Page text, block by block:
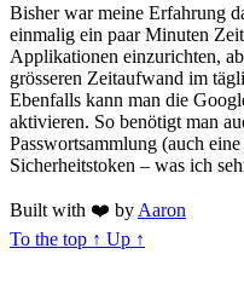
Bisher war meine Erfahrung
einmalig ein paar Minuten
Applikationen einzurichten,
grösseren Zeitaufwand im
Ebenfalls kann man die
aktivieren. So benötigt man
Passwortsammlung (auch
Sicherheitstoken – was ich
Built with ❤️ by Aaron
To the top ↑ Up ↑